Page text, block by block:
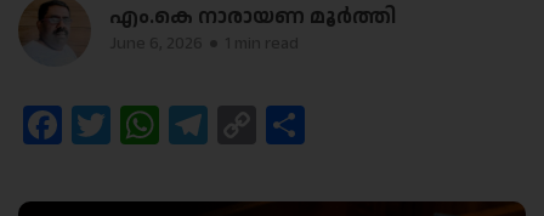
എം.കെ നാരായണ മൂർത്തി
Facebook
Twitter
WhatsApp
Telegram
Copy
Link